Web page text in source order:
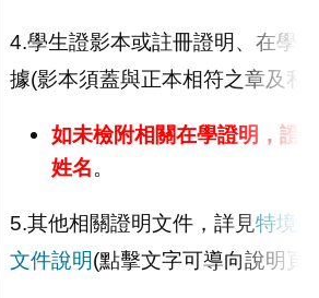
4.學生證影本或註冊證明、在學
據(影本須蓋與正本相符之章及私
如未檢附相關在學證明，證
姓名。
5.其他相關證明文件，詳見特境
文件說明(點擊文字可導向說明頁